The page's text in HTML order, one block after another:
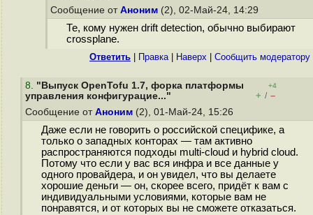
Сообщение от Аноним (2), 02-Май-24, 14:29
Те, кому нужен drift detection, обычно выбирают
crossplane.
Ответить Правка| Наверх Cообщить модератору
8. "Выпуск OpenTofu 1.7, форка платформы
управления конфигурацие..."
+4
+ / –
Сообщение от Аноним (2), 01-Май-24, 15:26
Даже если не говорить о российской специфике, а
только о западных конторах — там активно
распространяются подходы multi-cloud и hybrid cloud.
Потому что если у вас вся инфра и все данные у
одного провайдера, и он увидел, что вы делаете
хорошие деньги — он, скорее всего, придёт к вам с
индивидуальными условиями, которые вам не
понравятся, и от которых вы не сможете отказаться.